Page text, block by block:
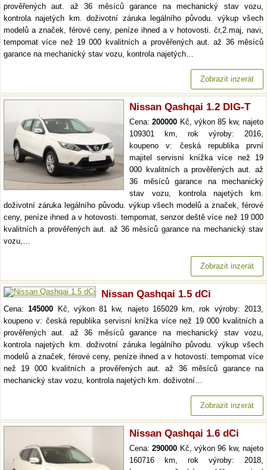
prověřených aut. až 36 měsíců garance na mechanický stav vozu,
kontrola najetých km. doživotní záruka legálního původu. výkup všech
modelů a značek, férové ceny, peníze ihned a v hotovosti. čr,2.maj, navi,
tempomat více než 19 000 kvalitních a prověřených aut. až 36 měsíců
garance na mechanický stav vozu, kontrola najetých…
Zobrazit inzerát
Nissan Qashqai 1.2 DIG-T
Cena:200000 Kč, výkon 85 kw, najeto
109301 km, rok výroby: 2016,
koupeno v: česká republika první
majitel servisní knížka více než 19
000 kvalitních a prověřených aut. až
36 měsíců garance na mechanický
stav vozu, kontrola najetých km.
doživotní záruka legálního původu. výkup všech modelů a značek, férové
ceny, peníze ihned a v hotovosti. tempomat, senzor deště více než 19 000
kvalitních a prověřených aut. až 36 měsíců garance na mechanický stav
vozu,…
Zobrazit inzerát
Nissan Qashqai 1.5 dCi
Cena:145000 Kč, výkon 81 kw, najeto 165029 km, rok výroby: 2013,
koupeno v: česká republika servisní knížka více než 19 000 kvalitních a
prověřených aut. až 36 měsíců garance na mechanický stav vozu,
kontrola najetých km. doživotní záruka legálního původu. výkup všech
modelů a značek, férové ceny, peníze ihned a v hotovosti. tempomat více
než 19 000 kvalitních a prověřených aut. až 36 měsíců garance na
mechanický stav vozu, kontrola najetých km. doživotní…
Zobrazit inzerát
Nissan Qashqai 1.6 dCi
Cena:290000 Kč, výkon 96 kw, najeto
160716 km, rok výroby: 2018,